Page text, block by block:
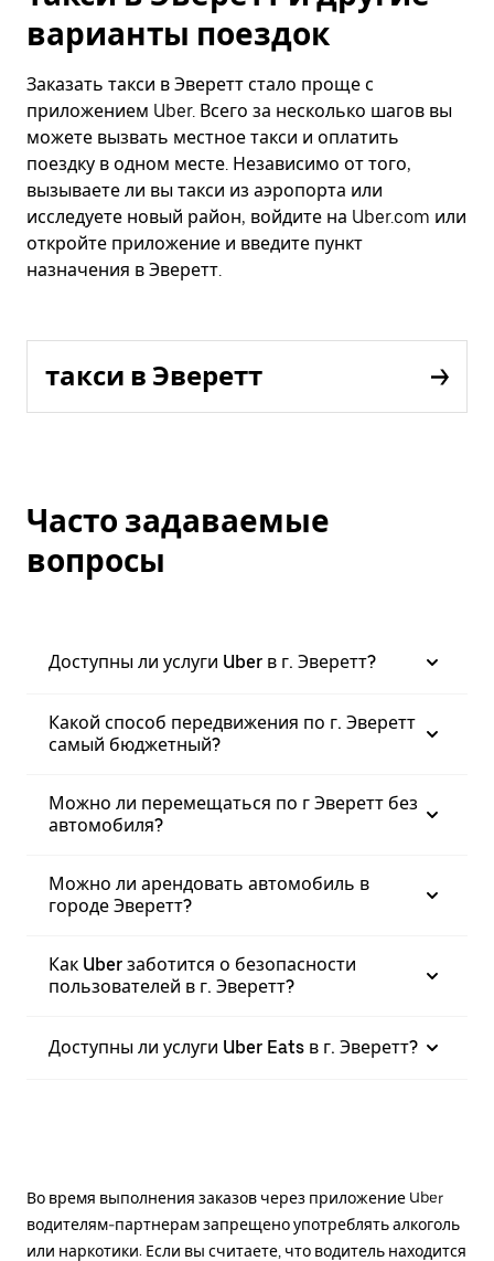
варианты поездок
Заказать такси в Эверетт стало проще с
приложением Uber. Всего за несколько шагов вы
можете вызвать местное такси и оплатить
поездку в одном месте. Независимо от того,
вызываете ли вы такси из аэропорта или
исследуете новый район, войдите на Uber.com или
откройте приложение и введите пункт
назначения в Эверетт.
такси в Эверетт
Часто задаваемые
вопросы
Доступны ли услуги Uber в г. Эверетт?
Какой способ передвижения по г. Эверетт
самый бюджетный?
Можно ли перемещаться по г Эверетт без
автомобиля?
Можно ли арендовать автомобиль в
городе Эверетт?
Как Uber заботится о безопасности
пользователей в г. Эверетт?
Доступны ли услуги Uber Eats в г. Эверетт?
Во время выполнения заказов через приложение Uber
водителям-партнерам запрещено употреблять алкоголь
или наркотики. Если вы считаете, что водитель находится